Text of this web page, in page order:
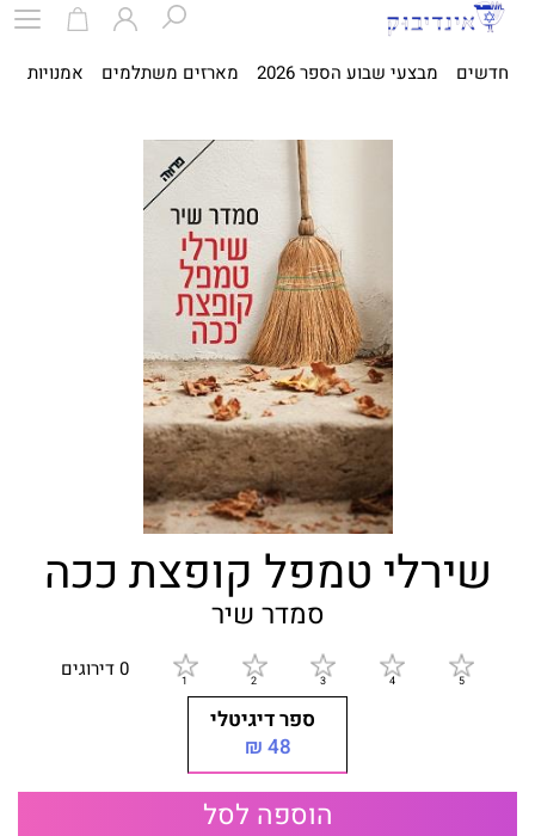
חדשים מבצעי שבוע הספר 2026 מארזים משתלמים אמנויות
שירלי טמפל קופצת ככה
סמדר שיר
0 דירוגים
ספר דיגיטלי
48 ₪
הוספה לסל